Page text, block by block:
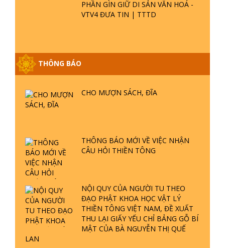
PHẦN GÌN GIỮ DI SẢN VĂN HOÁ -
VTV4 ĐƯA TIN | TTTD
THÔNG BÁO
CHO MƯỢN SÁCH, ĐĨA
THÔNG BÁO MỚI VỀ VIỆC NHẬN
CÂU HỎI THIỀN TÔNG
NỘI QUY CỦA NGƯỜI TU THEO
ĐẠO PHẬT KHOA HỌC VẬT LÝ
THIỀN TÔNG VIỆT NAM, ĐỀ XUẤT
THU LẠI GIẤY YẾU CHỈ BẢNG GỖ BÍ
MẬT CỦA BÀ NGUYỄN THỊ QUẾ
LAN
GIẢI ĐÁP ĐẶC BIỆT P25 - SUỐT 49
HOA LÀ HỘI GÌ? TỬ VÌ ĐẠO
PHẬT GIỚI CÓ THỜI GIAN KHÔNG? |
TTTD
ĐỨC CHÚA TRỜI LÀ AI? QUỶ SA
TĂNG? | TTTD
GIẢI ĐÁP THIỀN TÔNG ĐẶC BIỆT P22
- TẠI SAO TRÁI ĐẤT NHIỀU THIÊN TAI